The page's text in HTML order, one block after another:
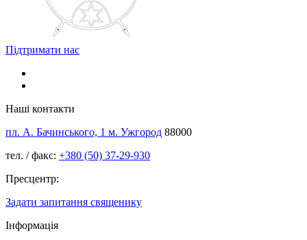
Підтримати нас
Наші контакти
пл. А. Бачинського, 1 м. Ужгород 88000
тел. / факс: +380 (50) 37-29-930
Пресцентр:
Задати запитання священику
Інформація